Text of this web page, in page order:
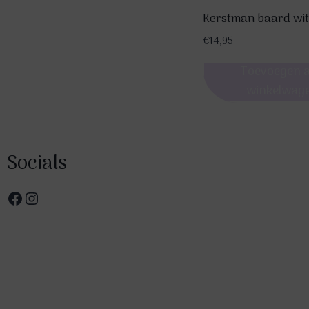
Kerstman baard
€14,95
Socials
Facebook
Instagram